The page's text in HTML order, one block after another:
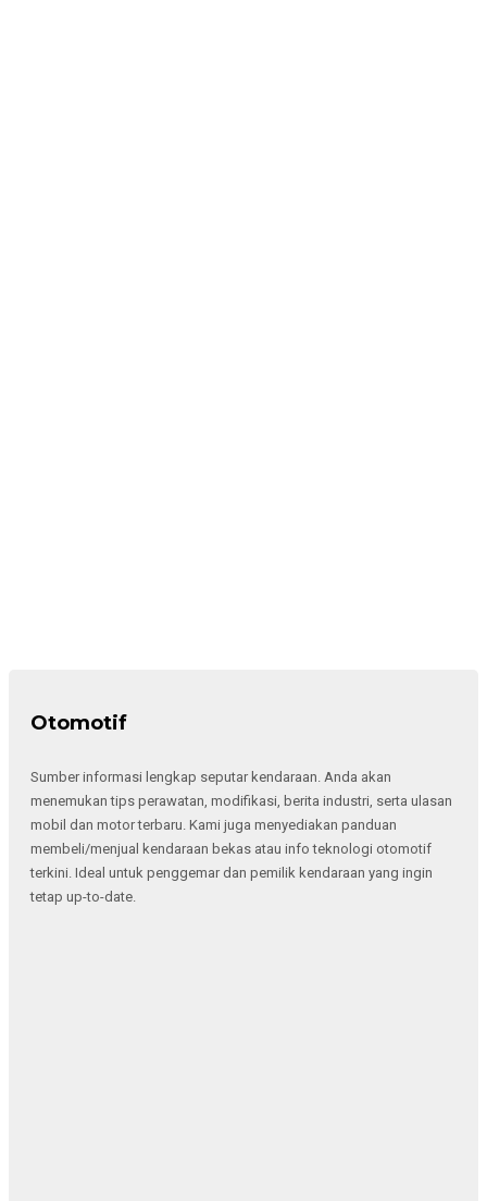
Otomotif
Sumber informasi lengkap seputar kendaraan. Anda akan
menemukan tips perawatan, modifikasi, berita industri, serta ulasan
mobil dan motor terbaru. Kami juga menyediakan panduan
membeli/menjual kendaraan bekas atau info teknologi otomotif
terkini. Ideal untuk penggemar dan pemilik kendaraan yang ingin
tetap up-to-date.